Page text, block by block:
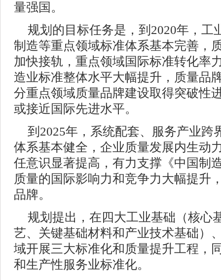
量强国。
规划的目标任务是，到2020年，工
制造等重点领域标准体系基本完善，
加快接轨，重点领域国际标准转化率
造业标准整体水平大幅提升，质量品
分重点领域质量品牌建设取得突破性
或接近国际先进水平。
到2025年，系统配套、服务产业跨
体系基本健全，企业质量发展内生动
任意识显著提高，有力支撑《中国制
质量的国际影响力和竞争力大幅提升
品牌。
规划提出，在四大工业基础（核心
艺、关键基础材料和产业技术基础）
域开展三大标准化和质量提升工程，
和生产性服务业标准化。